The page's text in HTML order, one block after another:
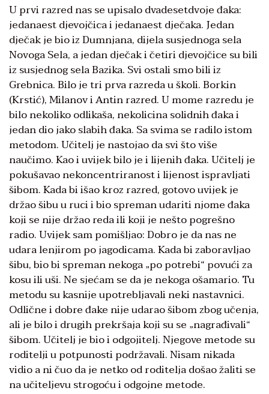
U prvi razred nas se upisalo dvadesetdvoje đaka:
jedanaest djevojčica i jedanaest dječaka. Jedan
dječak je bio iz Dumnjana, dijela susjednoga sela
Novoga Sela, a jedan dječak i četiri djevojčice su bili
iz susjednog sela Bazika. Svi ostali smo bili iz
Grebnica. Bilo je tri prva razreda u školi. Borkin
(Krstić), Milanov i Antin razred. U mome razredu je
bilo nekoliko odlikaša, nekolicina solidnih đaka i
jedan dio jako slabih đaka. Sa svima se radilo istom
metodom. Učitelj je nastojao da svi što više
naučimo. Kao i uvijek bilo je i lijenih đaka. Učitelj je
pokušavao nekoncentriranost i lijenost ispravljati
šibom. Kada bi išao kroz razred, gotovo uvijek je
držao šibu u ruci i bio spreman udariti njome đaka
koji se nije držao reda ili koji je nešto pogrešno
radio. Uvijek sam pomišljao: Dobro je da nas ne
udara lenjirom po jagodicama. Kada bi zaboravljao
šibu, bio bi spreman nekoga „po potrebi“ povući za
kosu ili uši. Ne sjećam se da je nekoga ošamario. Tu
metodu su kasnije upotrebljavali neki nastavnici.
Odlične i dobre đake nije udarao šibom zbog učenja,
ali je bilo i drugih prekršaja koji su se „nagrađivali“
šibom. Učitelj je bio i odgojitelj. Njegove metode su
roditelji u potpunosti podržavali. Nisam nikada
vidio a ni čuo da je netko od roditelja došao žaliti se
na učiteljevu strogoću i odgojne metode.